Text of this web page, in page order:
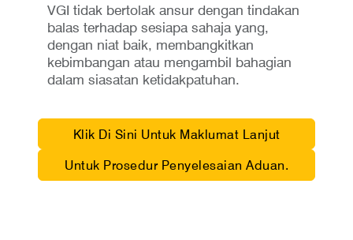
VGI tidak bertolak ansur dengan tindakan
balas terhadap sesiapa sahaja yang,
dengan niat baik, membangkitkan
kebimbangan atau mengambil bahagian
dalam siasatan ketidakpatuhan.
Klik Di Sini Untuk Maklumat Lanjut
Untuk Prosedur Penyelesaian Aduan.